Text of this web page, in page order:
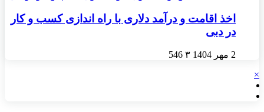
اخذ اقامت و درآمد دلاری با راه اندازی کسب و کار
در دبی
2 مهر 1404 ۳ 546
×